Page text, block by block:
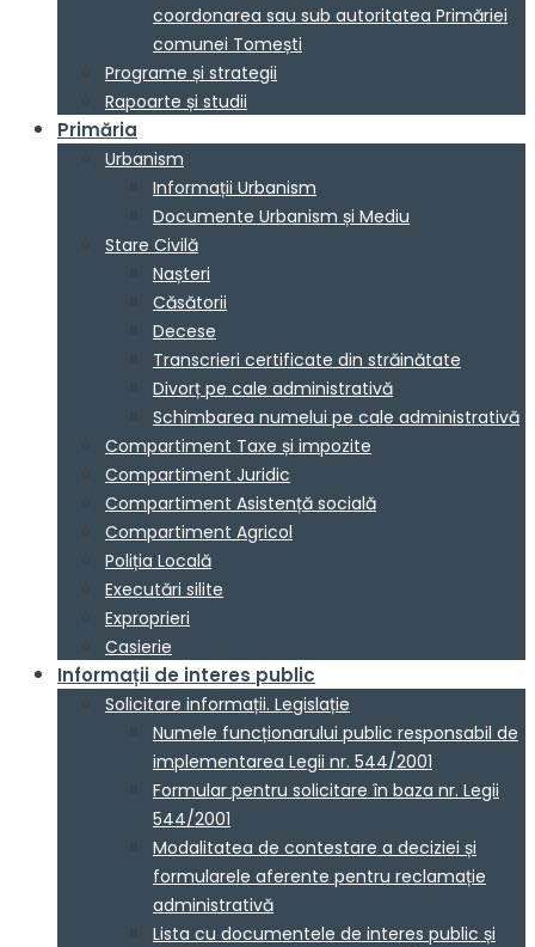
coordonarea sau sub autoritatea Primăriei
comunei Tomești
Programe și strategii
Rapoarte și studii
Primăria
Urbanism
Informații Urbanism
Documente Urbanism și Mediu
Stare Civilă
Nașteri
Căsătorii
Decese
Transcrieri certificate din străinătate
Divorț pe cale administrativă
Schimbarea numelui pe cale administrativă
Compartiment Taxe și impozite
Compartiment Juridic
Compartiment Asistență socială
Compartiment Agricol
Poliția Locală
Executări silite
Exproprieri
Casierie
Informații de interes public
Solicitare informații. Legislație
Numele funcționarului public responsabil de
implementarea Legii nr. 544/2001
Formular pentru solicitare în baza nr. Legii
544/2001
Modalitatea de contestare a deciziei și
formularele aferente pentru reclamație
administrativă
Lista cu documentele de interes public și